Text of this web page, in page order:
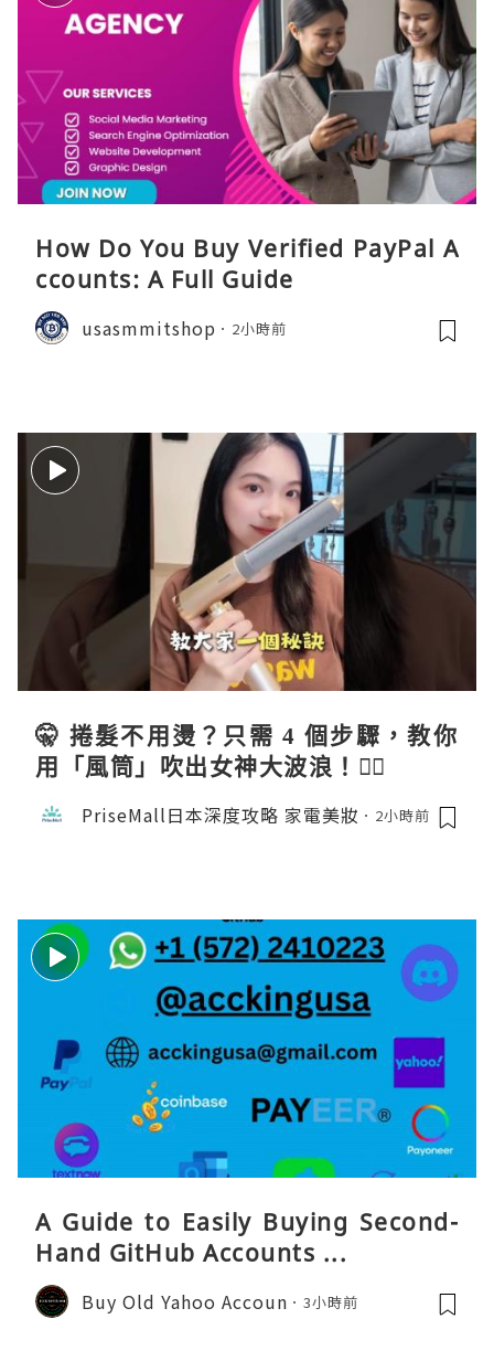
How Do You Buy Verified PayPal A
ccounts: A Full Guide
usasmmitshop 2小時前
🤫 捲髮不用燙？只需 4 個步驟，教你
用「風筒」吹出女神大波浪！💇‍♀️
PriseMall日本深度攻略 家電美妝 2小時前
A Guide to Easily Buying Second-
Hand GitHub Accounts ...
Buy Old Yahoo Accoun 3小時前